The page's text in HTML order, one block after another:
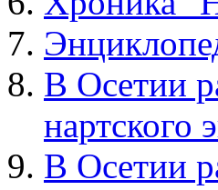
В Осетии
нартского
В Осетии